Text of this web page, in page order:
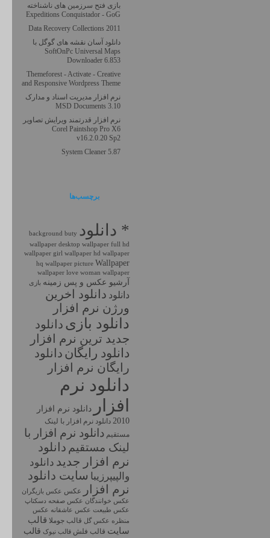
بازی فتح سرزمین های ناشناخته
Expeditions Conquistador - GoG
Data Recovery Collections 2011
دانلود آسان نقشه های گوگل با
SoftOnPc Universal Maps
Downloader 6.853
Themeforest - Activate - Creative
and Responsive Wordpress Theme
نرم افزار مدیریت اسناد و مدارک
MSD Documents 3.10
نرم افزار قدرتمند ویرایش تصاویر
Corel Paintshop Pro X6
v16.2.0.20 Sp2
System Cleaner 5.87
برچسب‌ها
* دانلود background buty
wallpaper desktop wallpaper full hd
wallpaper girl wallpaper hd wallpaper
hq wallpaper picture Wallpaper
wallpaper love woman wallpaper
آرشیو عکس و پس زمینه بازی
دانلود دانلود اخرين
ورژن نرم افزار
دانلود بازی دانلود
جديد ترين نرم افزار
دانلود رايگان دانلود
رايگان نرم افزار
دانلود نرم
افزار
دانلود نرم افزار
2010 دانلود نرم افزار با لينک
مستقيم دانلود نرم افزار با
لینک مستقیم دانلود
نرم افزار جديد دانلود
والپیپرزیبا سايت دانلود
نرم افزار
عکس عکس بازیگران
عکس خوانندگان عکس صفحه دسکتاپ
عکس طبیعت عکس عاشقانه عکس
منظره عکس گل قالب جوملا قالب
سایت قالب فلش قالب نیوک قالب